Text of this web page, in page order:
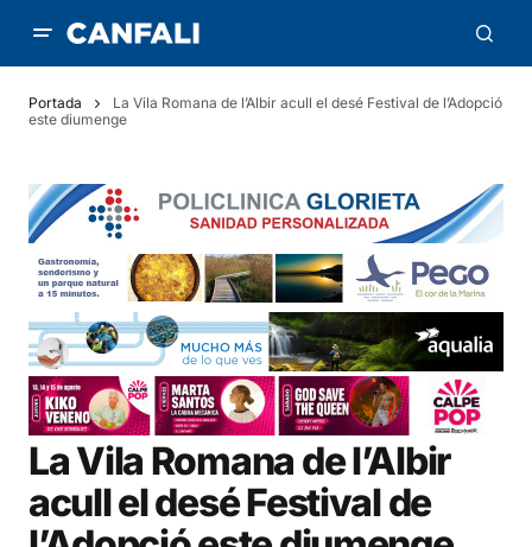
Portada
La Vila Romana de l’Albir acull el desé Festival de l’Adopció
este diumenge
La Vila Romana de l’Albir
acull el desé Festival de